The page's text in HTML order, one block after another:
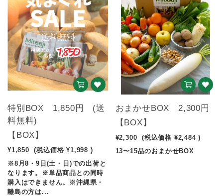
特別BOX 1,850円 (送
料無料)
【BOX】
¥1,850 (税込価格 ¥1,998 )
※8月8・9日(土・日)での出荷と
なります。※単品商品との同時
購入はできません。※沖縄県・
離島の方は...
おまかせBOX 2,300円
【BOX】
¥2,300 (税込価格 ¥2,484 )
13〜15品のおまかせBOX